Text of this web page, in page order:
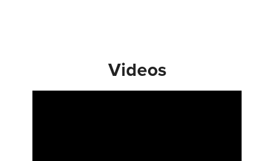
Videos